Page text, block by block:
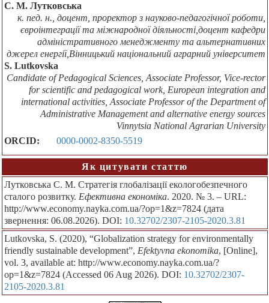
С. М. Лутковська
к. пед. н., доцент, проректор з науково-педагогічної роботи,
євроінтеграції та міжнародної діяльності,доцент кафедри
адміністративного менеджменту та альтернативних
джерел енергії,Вінницький національний аграрний університет
S. Lutkovska
Candidate of Pedagogical Sciences, Associate Professor, Vice-rector
for scientific and pedagogical work, European integration and
international activities, Associate Professor of the Department of
Administrative Management and alternative energy sources
Vinnytsia National Agrarian University
ORCID:
0000-0002-8350-5519
Як цитувати статтю
Лутковська С. М. Стратегія глобалізації екологобезпечного
сталого розвитку. Ефективна економіка. 2020. № 3. – URL:
http://www.economy.nayka.com.ua/?op=1&z=7824 (дата
звернення: 06.08.2026). DOI: 10.32702/2307-2105-2020.3.81
Lutkovska, S. (2020), “Globalization strategy for environmentally
friendly sustainable development”, Efektyvna ekonomika, [Online],
vol. 3, available at: http://www.economy.nayka.com.ua/?
op=1&z=7824 (Accessed 06 Aug 2026). DOI: 10.32702/2307-
2105-2020.3.81